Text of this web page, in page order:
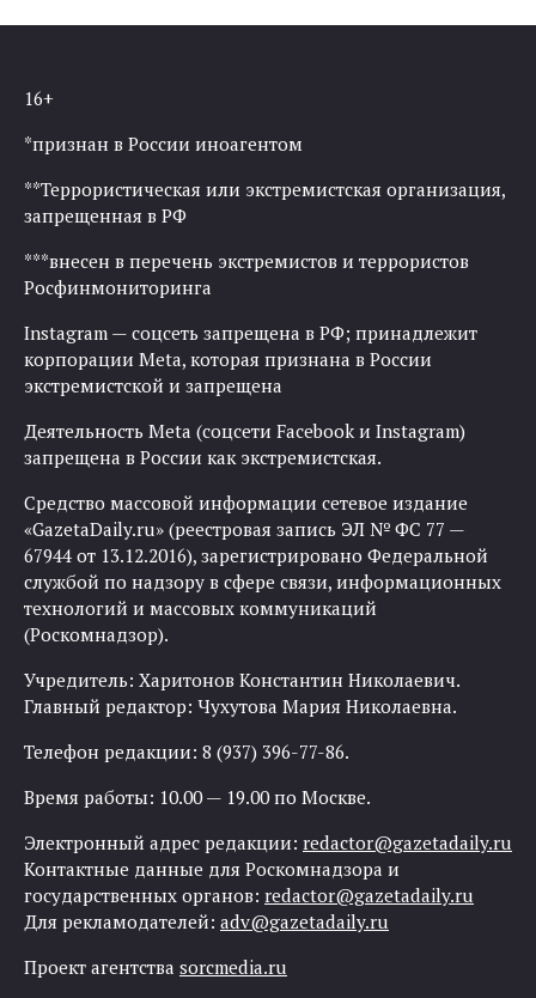
16+
*признан в России иноагентом
**Террористическая или экстремистская организация,
запрещенная в РФ
***внесен в перечень экстремистов и террористов
Росфинмониторинга
Instagram — соцсеть запрещена в РФ; принадлежит
корпорации Meta, которая признана в России
экстремистской и запрещена
Деятельность Meta (соцсети Facebook и Instagram)
запрещена в России как экстремистская.
Средство массовой информации сетевое издание
«GazetaDaily.ru» (реестровая запись ЭЛ № ФС 77 —
67944 от 13.12.2016), зарегистрировано Федеральной
службой по надзору в сфере связи, информационных
технологий и массовых коммуникаций
(Роскомнадзор).
Учредитель: Харитонов Константин Николаевич.
Главный редактор: Чухутова Мария Николаевна.
Телефон редакции: 8 (937) 396-77-86.
Время работы: 10.00 — 19.00 по Москве.
Электронный адрес редакции: redactor@gazetadaily.ru
Контактные данные для Роскомнадзора и
государственных органов: redactor@gazetadaily.ru
Для рекламодателей: adv@gazetadaily.ru
Проект агентства sorcmedia.ru